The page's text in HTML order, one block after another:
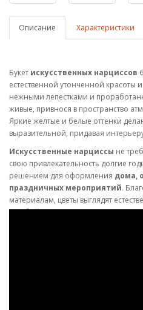
Описание Характеристики
Букет искусственных нарциссов
естественной утонченной красоты
нежными лепестками и
живые, привнося в пространство
Яркие желтые и белые оттенки
выразительной, придавая
Искусственные нарциссы не
свою привлекательность долгие
решением для оформления дома,
праздничных мероприятий.
материалам, цветы выглядят
в любой стиль – от классического